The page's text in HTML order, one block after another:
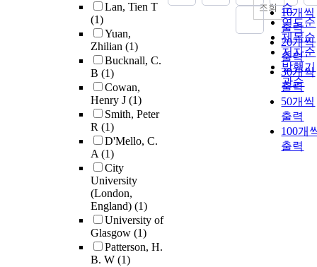
Lan, Tien T
(1)
Yuan,
Zhilian (1)
Bucknall, C.
B (1)
Cowan,
Henry J (1)
Smith, Peter
R (1)
D'Mello, C.
A(1)
City
University
(London,
England) (1)
University of
Glasgow (1)
Patterson, H.
B. W (1)
순
연도순
제목순
저자순
발행기
관순
10개씩
출력
20개씩
출력
30개씩
출력
50개씩
출력
100개
출력
조회